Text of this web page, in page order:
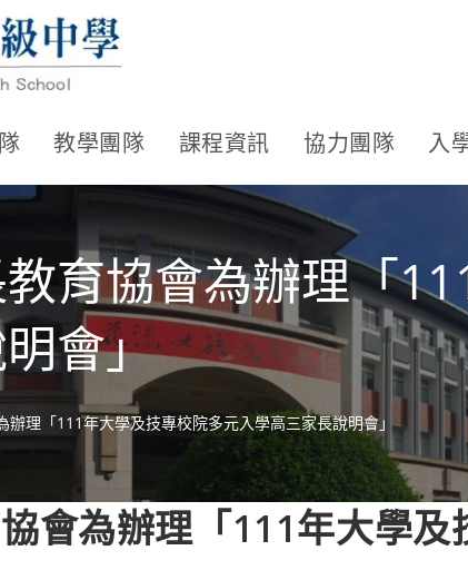
教學團隊 課程資訊 協力團隊 入
育協會為辦理「
會」
辦理「111年大學及技專校院多元入學高三家長說明會」
會為辦理「111年大學及